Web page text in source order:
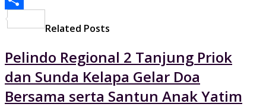
Related Posts
Pelindo Regional 2 Tanjung Priok
dan Sunda Kelapa Gelar Doa
Bersama serta Santun Anak Yatim